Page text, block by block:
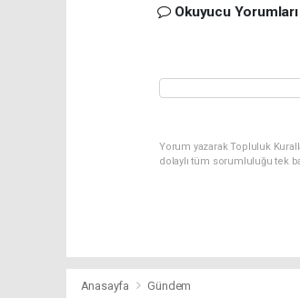
Okuyucu Yorumları
Yorum yazarak Topluluk
dolaylı tüm sorumluluğu tek
Anasayfa Gündem